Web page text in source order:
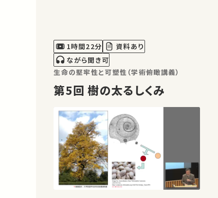
分の首を締めている？ 29:41 地球環境
変化と光合成 …
1時間22分
資料あり
ながら聞き可
生命の堅牢性と可塑性（学術俯瞰講義）
第5回 樹の太るしくみ